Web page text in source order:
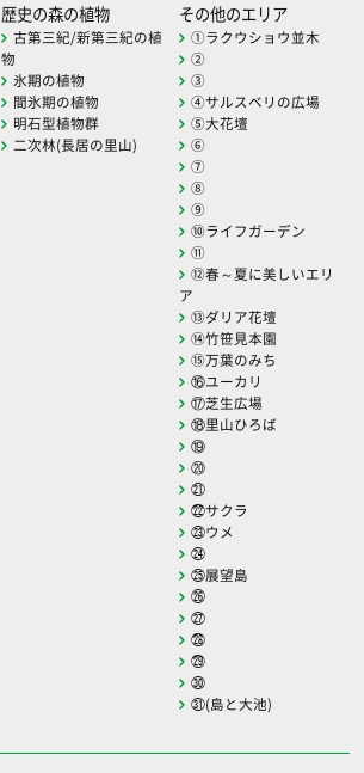
歴史の森の植物
古第三紀/新第三紀の植
物
氷期の植物
間氷期の植物
明石型植物群
二次林(長居の里山)
その他のエリア
①ラクウショウ並木
②
③
④サルスベリの広場
⑤大花壇
⑥
⑦
⑧
⑨
⑩ライフガーデン
⑪
⑫春～夏に美しいエリ
ア
⑬ダリア花壇
⑭竹笹見本園
⑮万葉のみち
⑯ユーカリ
⑰芝生広場
⑱里山ひろば
⑲
⑳
㉑
㉒サクラ
㉓ウメ
㉔
㉕展望島
㉖
㉗
㉘
㉙
㉚
㉛(島と大池)